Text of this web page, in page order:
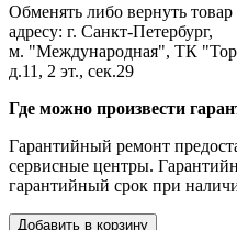
Обменять либо вернуть
адресу: г. Санкт-Петербург,
м. "Международная", ТК
д.11, 2 эт., сек.29
Где можно произвести
Гарантийный ремонт
сервисные центры.
гарантийный срок при
Добавить в корзину